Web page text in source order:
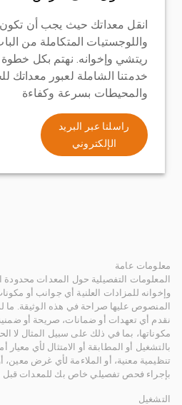
انقل معداتك حيث يجب أن
واللوجستيات المتكاملة من
ريتشي وإخوانه. نهتم بكل
خدمتنا الشاملة لعبور معداتك
والمحيطات بسرعة وكفاءة
راسلنا عبر البريد
الإلكتروني
معلومات عامة
المعلومات التفصيلية حول المعدات
وإخوانه للمزادات العلنية أي جوانب أو
المنصوص عليها صراحة في هذه الوثيقة.
نقدم أي تعهدات أو ضمانات، صريحة أو
مكوناتها، بما في ذلك على سبيل المثال لا
بالتشغيل أو المطابقة أو الامتثال لأي
تنظيمية معنية، أو الملاءمة لأي غرض
بإجراء فحص تفصيلي خاص بك للمعدات قبل
التشغيل